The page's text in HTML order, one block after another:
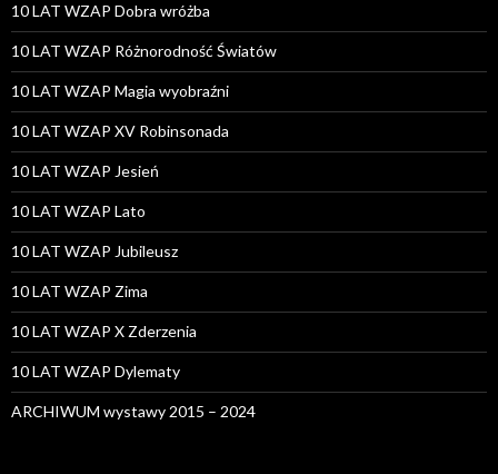
10 LAT WZAP Dobra wróżba
10 LAT WZAP Różnorodność Światów
10 LAT WZAP Magia wyobraźni
10 LAT WZAP XV Robinsonada
10 LAT WZAP Jesień
10 LAT WZAP Lato
10 LAT WZAP Jubileusz
10 LAT WZAP Zima
10 LAT WZAP X Zderzenia
10 LAT WZAP Dylematy
ARCHIWUM wystawy 2015 – 2024